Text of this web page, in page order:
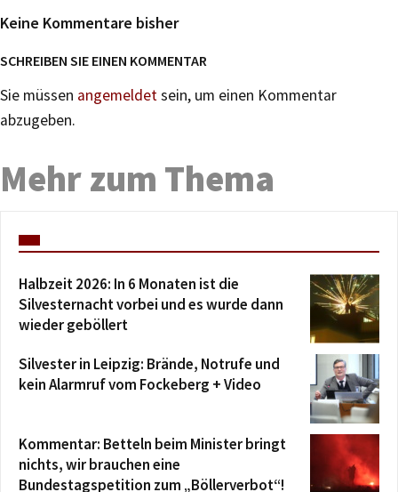
Keine Kommentare bisher
SCHREIBEN SIE EINEN KOMMENTAR
Sie müssen angemeldetsein, um einen Kommentar
abzugeben.
Mehr zum Thema
Halbzeit 2026: In 6 Monaten ist die
Silvesternacht vorbei und es wurde dann
wieder geböllert
Silvester in Leipzig: Brände, Notrufe und
kein Alarmruf vom Fockeberg + Video
Kommentar: Betteln beim Minister bringt
nichts, wir brauchen eine
Bundestagspetition zum „Böllerverbot“!